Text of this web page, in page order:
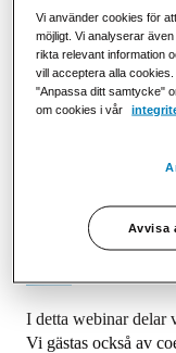
Få tillgång till
nedan
I detta webinar delar
Vi gästas också av
Vi använder cookies för
möjligt. Vi analyserar
rikta relevant information
vill acceptera alla
"Anpassa ditt samtycke"
om cookies i vår
Avvisa